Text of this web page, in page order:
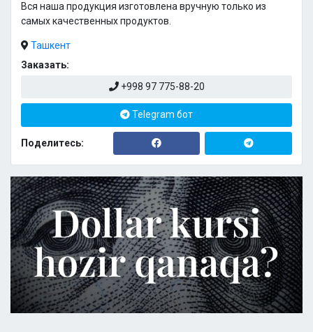
Вся наша продукция изготовлена вручную только из
самых качественных продуктов.
Ташкент
Заказать:
+998 97 775-88-20
Telegram бот
Поделитесь: